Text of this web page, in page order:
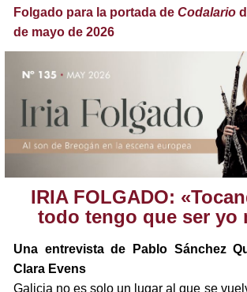
Folgado para la portada de Codalario
de mayo de 2026
IRIA FOLGADO:
todo tengo que ser yo
Una entrevista de Pablo Sánchez
Clara Evens
Galicia no es solo un lugar al que se